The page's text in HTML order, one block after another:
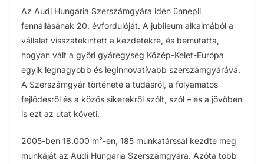
Az Audi Hungaria Szerszámgyára idén ünnepli
fennállásának 20. évfordulóját. A jubileum alkalmából a
vállalat visszatekintett a kezdetekre, és bemutatta,
hogyan vált a győri gyáregység Közép-Kelet-Európa
egyik legnagyobb és leginnovatívabb szerszámgyárává.
A Szerszámgyár története a tudásról, a folyamatos
fejlődésről és a közös sikerekről szólt, szól – és a jövőben
is ezt az utat követi.
2005-ben 18.000 m²-en, 185 munkatárssal kezdte meg
munkáját az Audi Hungaria Szerszámgyára. Azóta több